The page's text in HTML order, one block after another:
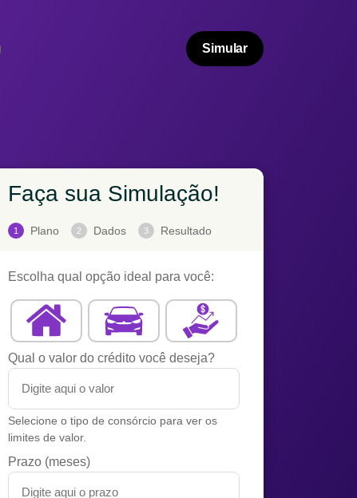
Simular
Faça sua Simulação!
1 Plano 2 Dados 3 Resultado
Escolha qual opção ideal para você:
Qual o valor do crédito você deseja?
Selecione o tipo de consórcio para ver os
limites de valor.
Prazo (meses)